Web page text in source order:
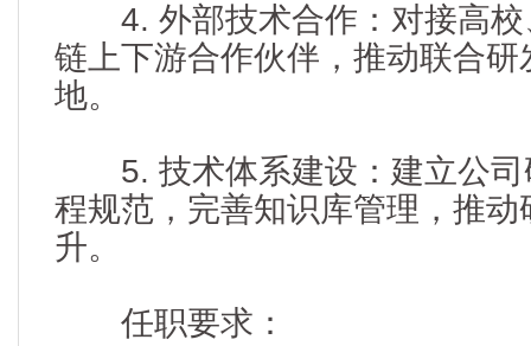
4. 外部技术合作：对接高校
链上下游合作伙伴，推动联合
地。
5. 技术体系建设：建立公司
程规范，完善知识库管理，推
升。
任职要求：